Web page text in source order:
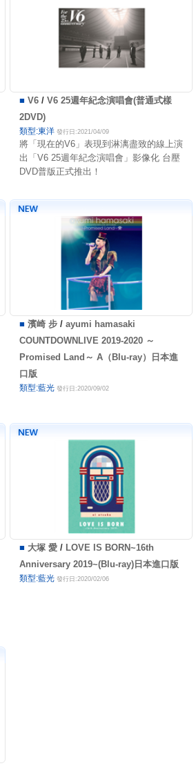
■ V6/ V6 25週年紀念演唱會(普通式樣
2DVD)
類型:東洋 發行日:2021/04/09
將「現在的V6」表現到淋漓盡致的線上演
出「V6 25週年紀念演唱會」影像化 台壓
DVD普版正式推出！
■ 濱崎 步/ ayumi hamasaki
COUNTDOWNLIVE 2019-2020 ～
Promised Land～ A（Blu-ray）日本進
口版
類型:藍光 發行日:2020/09/02
■ 大塚 愛/ LOVE IS BORN~16th
Anniversary 2019~(Blu-ray)日本進口版
類型:藍光 發行日:2020/02/06